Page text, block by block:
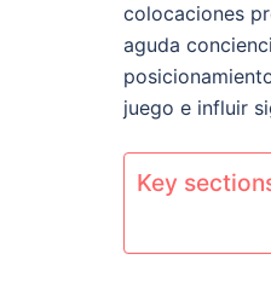
colocaciones
aguda
juego e influir
Key